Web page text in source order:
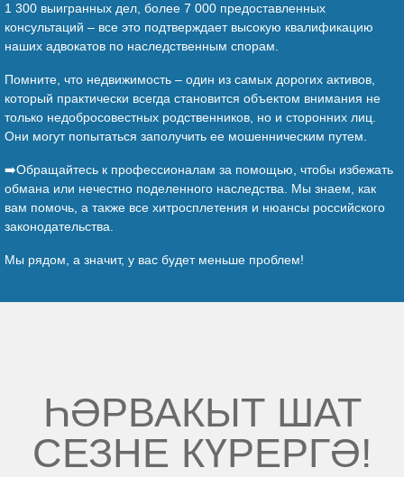
1 300 выигранных дел, более 7 000 предоставленных
консультаций – все это подтверждает высокую квалификацию
наших адвокатов по наследственным спорам.
Помните, что недвижимость – один из самых дорогих активов,
который практически всегда становится объектом внимания не
только недобросовестных родственников, но и сторонних лиц.
Они могут попытаться заполучить ее мошенническим путем.
➡️Обращайтесь к профессионалам за помощью, чтобы избежать
обмана или нечестно поделенного наследства. Мы знаем, как
вам помочь, а также все хитросплетения и нюансы российского
законодательства.
Мы рядом, а значит, у вас будет меньше проблем!
ҺӘРВАКЫТ ШАТ
СЕЗНЕ КҮРЕРГӘ!